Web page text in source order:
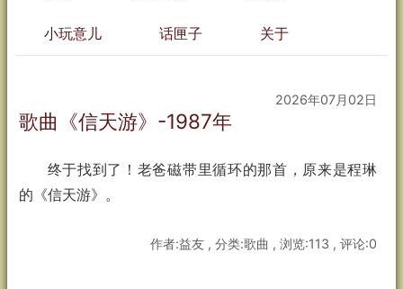
小玩意儿 话匣子 关于
2026年07月02日
歌曲《信天游》-1987年
终于找到了！老爸磁带里循环的那首，原来是程琳
的《信天游》。
作者:益友 , 分类:歌曲 , 浏览:113 , 评论:0